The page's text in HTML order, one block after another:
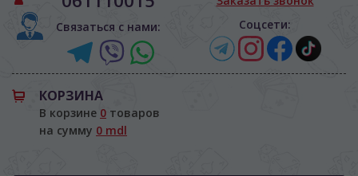
Связаться с нами:
Соцсети:
КОРЗИНА
В корзине 0 товаров
на сумму 0 mdl